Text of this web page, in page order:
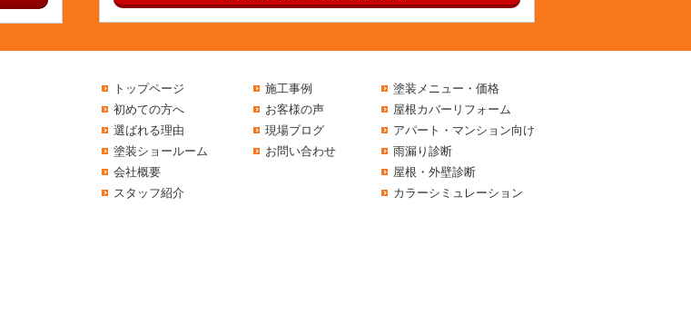
トップページ
初めての方へ
選ばれる理由
塗装ショールーム
会社概要
スタッフ紹介
施工事例
お客様の声
現場ブログ
お問い合わせ
塗装メニュー・価格
屋根カバーリフォーム
アパート・マンション向け
雨漏り診断
屋根・外壁診断
カラーシミュレーション